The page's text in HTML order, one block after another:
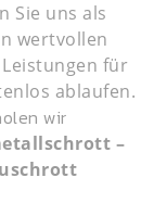
Sie uns als
wertvollen
für
ablaufen.
wir
–